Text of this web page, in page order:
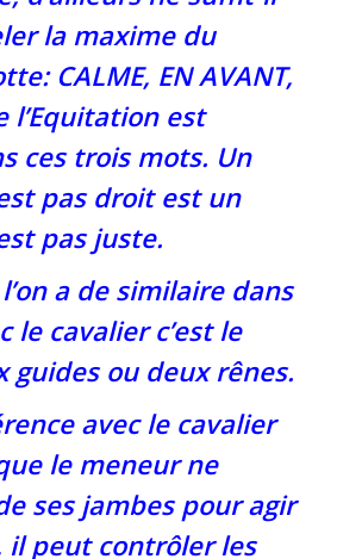
la maxime du
CALME, EN AVANT,
l’Equitation est
ces trois mots. Un
pas droit est un
pas juste.
a de similaire dans
le cavalier c’est le
guides ou deux rênes.
avec le cavalier
le meneur ne
ses jambes pour agir
il peut contrôler les